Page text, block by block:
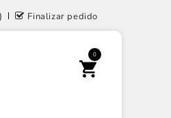
Finalizar pedido
0